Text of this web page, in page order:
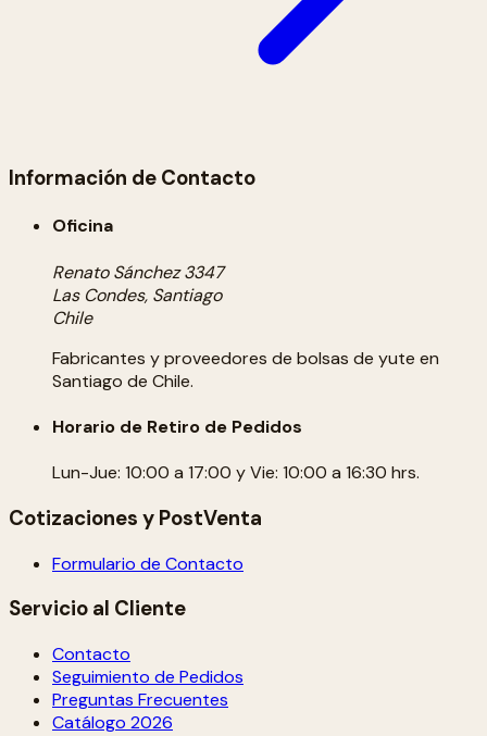
Información de Contacto
Oficina
Renato Sánchez 3347
Las Condes, Santiago
Chile
Fabricantes y proveedores de bolsas de yute en
Santiago de Chile.
Horario de Retiro de Pedidos
Lun-Jue: 10:00 a 17:00 y Vie: 10:00 a 16:30 hrs.
Cotizaciones y PostVenta
Formulario de Contacto
Servicio al Cliente
Contacto
Seguimiento de Pedidos
Preguntas Frecuentes
Catálogo 2026